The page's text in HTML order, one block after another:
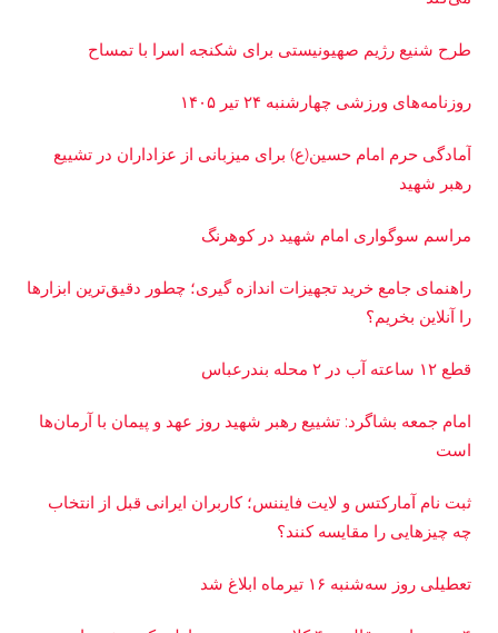
طرح شنیع رژیم صهیونیستی برای شکنجه اسرا با تمساح
روزنامه‌های ورزشی چهارشنبه ۲۴ تیر ۱۴۰۵
آمادگی حرم امام حسین(ع) برای میزبانی از عزاداران در تشییع
رهبر شهید
مراسم سوگواری امام شهید در کوهرنگ
راهنمای جامع خرید تجهیزات اندازه گیری؛ چطور دقیق‌ترین ابزارها
را آنلاین بخریم؟
قطع ۱۲ ساعته آب در ۲ محله بندرعباس
امام جمعه بشاگرد: تشییع رهبر شهید روز عهد و پیمان با آرمان‌ها
است
ثبت نام آمارکتس و لایت فایننس؛ کاربران ایرانی قبل از انتخاب
چه چیزهایی را مقایسه کنند؟
تعطیلی روز سه‌شنبه ۱۶ تیرماه ابلاغ شد